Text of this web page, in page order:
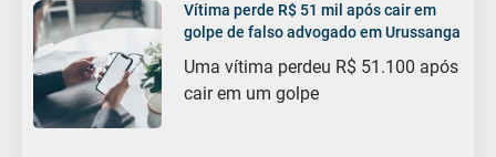
Vítima perde R$ 51 mil após cair em
golpe de falso advogado em Urussanga
Uma vítima perdeu R$ 51.100 após
cair em um golpe